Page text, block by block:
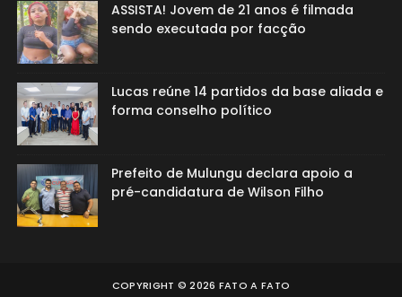
ASSISTA! Jovem de 21 anos é filmada
sendo executada por facção
Lucas reúne 14 partidos da base aliada e
forma conselho político
Prefeito de Mulungu declara apoio a
pré-candidatura de Wilson Filho
COPYRIGHT ©2026 FATO A FATO